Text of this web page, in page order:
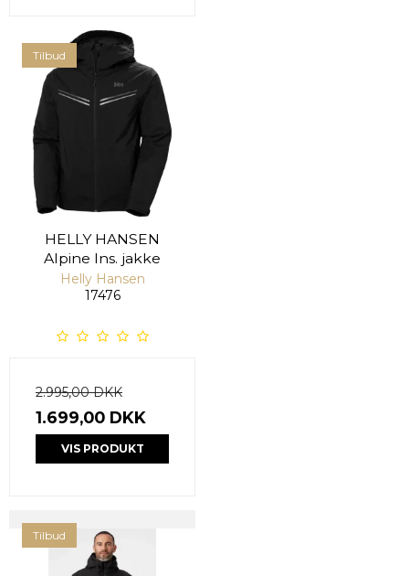
Tilbud
HELLY HANSEN
Alpine Ins. jakke
Helly Hansen
17476
2.995,00 DKK
1.699,00 DKK
VIS PRODUKT
Tilbud